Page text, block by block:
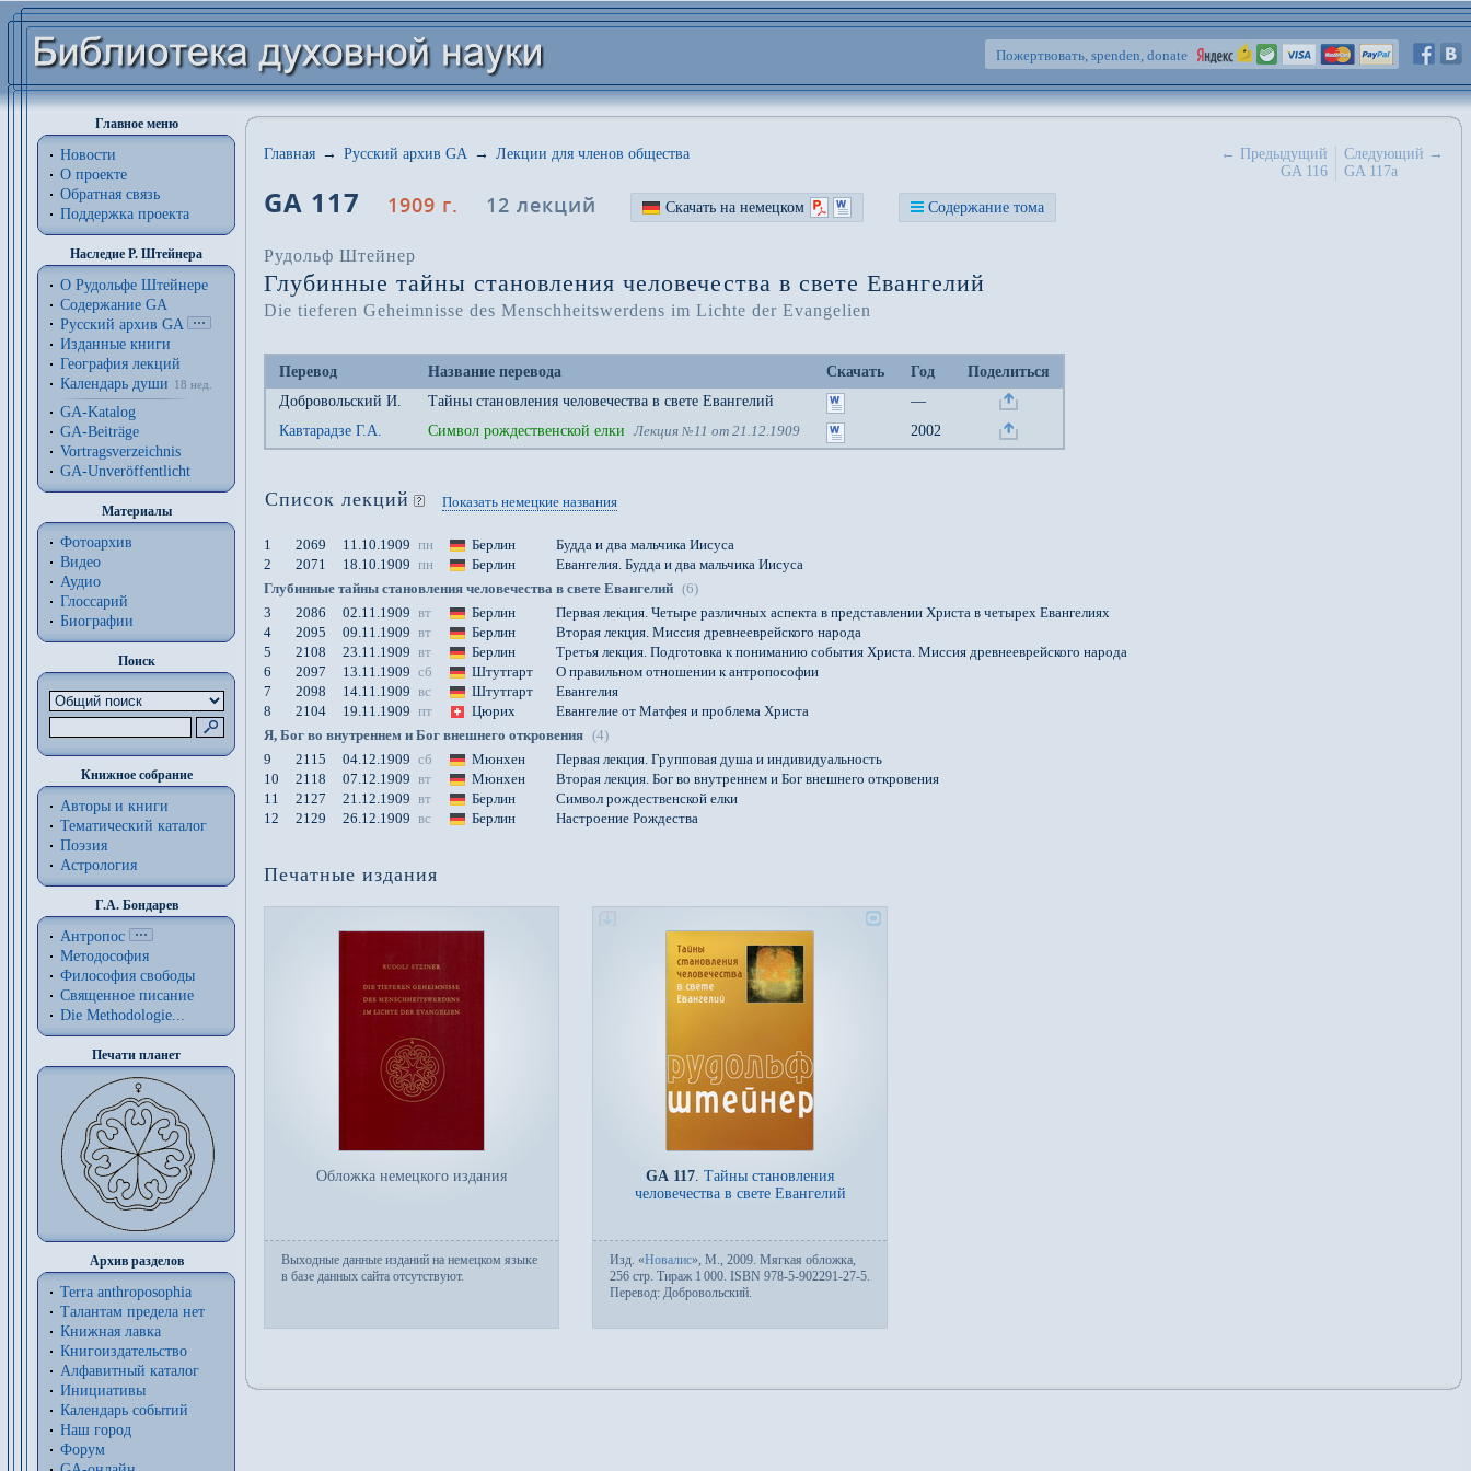
Пожертвовать, spenden, donate
Главное меню
Новости
О проекте
Обратная связь
Поддержка проекта
Наследие Р. Штейнера
О Рудольфе Штейнере
Содержание GA
Русский архив GA
Изданные книги
География лекций
Календарь души
18 нед.
GA-Katalog
GA-Beiträge
Vortragsverzeichnis
GA-Unveröffentlicht
Материалы
Фотоархив
Видео
Аудио
Глоссарий
Биографии
Поиск
Книжное собрание
Авторы и книги
Тематический каталог
Поэзия
Астрология
Г.А. Бондарев
Антропос
Методософия
Философия cвободы
Священное писание
Die Methodologie...
Печати планет
Архив разделов
Terra anthroposophia
Талантам предела нет
Книжная лавка
Книгоиздательство
Алфавитный каталог
Инициативы
Календарь событий
Наш город
Форум
← Предыдущий
GA 116
Следующий →
GA 117a
Главная → Русский архив GA → Лекции для членов общества
GA 117 1909 г. 12 лекций Скачать на немецком Содержание тома
Рудольф Штейнер
Глубинные тайны становления человечества в свете Евангелий
Die tieferen Geheimnisse des Menschheitswerdens im Lichte der Evangelien
Перевод Название перевода Скачать Год
Поделиться
Добровольский И.
Тайны становления человечества в свете Евангелий
—
Кавтарадзе Г.А.
Символ рождественской елки Лекция № 11 от 21.12.1909 2002
Список лекций Показать немецкие названия
1 2069 11.10.1909 пн Берлин
Будда и два мальчика Иисуса
2
2071 18.10.1909 пн Берлин
Евангелия. Будда и два мальчика Иисуса
Глубинные тайны становления человечества в свете Евангелий (6)
3
2086 02.11.1909 вт Берлин
Первая лекция. Четыре различных аспекта в представлении Христа в четырех Евангелиях
4
2095 09.11.1909 вт Берлин
Вторая лекция. Миссия древнееврейского народа
5
2108 23.11.1909 вт Берлин
Третья лекция. Подготовка к пониманию события Христа. Миссия древнееврейского народа
6
2097 13.11.1909 сб Штутгарт
О правильном отношении к антропософии
7
2098 14.11.1909 вс Штутгарт
Евангелия
8
2104 19.11.1909 пт Цюрих
Евангелие от Матфея и проблема Христа
Я, Бог во внутреннем и Бог внешнего откровения (4)
9
2115 04.12.1909 сб Мюнхен
Первая лекция. Групповая душа и индивидуальность
10
2118 07.12.1909 вт Мюнхен
Вторая лекция. Бог во внутреннем и Бог внешнего откровения
11
2127 21.12.1909 вт Берлин
Символ рождественской елки
12
2129 26.12.1909 вс Берлин Настроение Рождества
Печатные издания
Обложка немецкого издания
Выходные данные изданий на немецком языке
в базе данных сайта отсутствуют.
GA 117 Тайны становления
человечества в свете Евангелий
Изд. «Новалис», М., 2009. Мяг­кая об­лож­ка,
256 стр. Тираж 1 000. ISBN 978-5-902291-27-5.
Пере­вод: Добровольский.